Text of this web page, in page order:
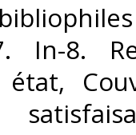
In-8.
état,